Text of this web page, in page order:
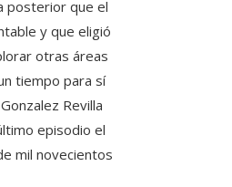
posterior que el
y que eligió
otras áreas
tiempo para sí
Revilla
episodio el
mil novecientos